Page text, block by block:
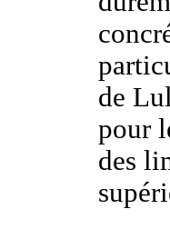
de
pour
des